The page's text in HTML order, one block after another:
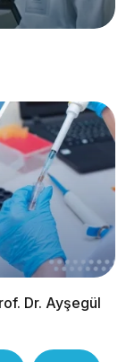
Dr. Ayşegül